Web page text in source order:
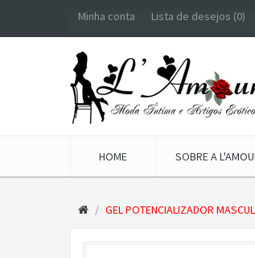
Minha conta Lista de desejos (0)
HOME SOBRE A
GEL POTENCIALIZADOR